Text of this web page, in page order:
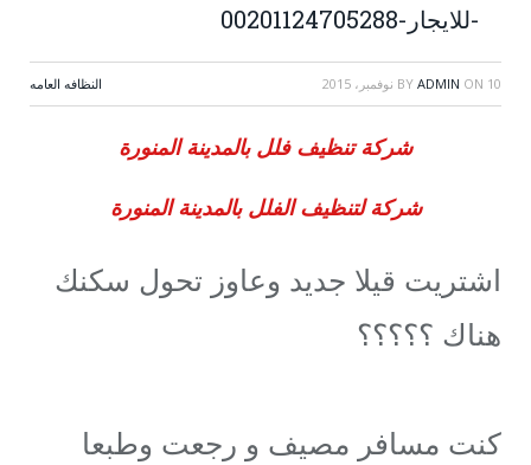
-للايجار-00201124705288
BY ADMIN ON 10 نوفمبر، 2015 النظافه العامه
شركة تنظيف فلل بالمدينة المنورة
شركة لتنظيف الفلل بالمدينة المنورة
اشتريت قيلا جديد وعاوز تحول سكنك
هناك ؟؟؟؟؟
كنت مسافر مصيف و رجعت وطبعا